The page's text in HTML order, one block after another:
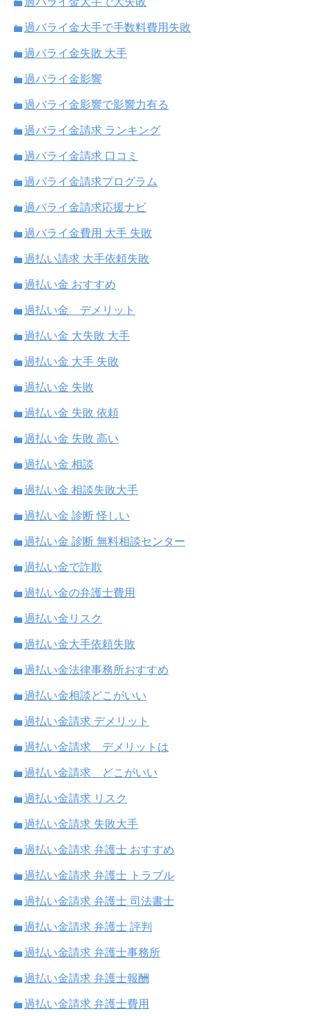
過バライ金大手で手数料費用失敗
過バライ金失敗 大手
過バライ金影響
過バライ金影響で影響力有る
過バライ金請求 ランキング
過バライ金請求 口コミ
過バライ金請求プログラム
過バライ金請求応援ナビ
過バライ金費用 大手 失敗
過払い請求 大手依頼失敗
過払い金 おすすめ
過払い金 デメリット
過払い金 大失敗 大手
過払い金 大手 失敗
過払い金 失敗
過払い金 失敗 依頼
過払い金 失敗 高い
過払い金 相談
過払い金 相談失敗大手
過払い金 診断 怪しい
過払い金 診断 無料相談センター
過払い金で詐欺
過払い金の弁護士費用
過払い金リスク
過払い金大手依頼失敗
過払い金法律事務所おすすめ
過払い金相談どこがいい
過払い金請求 デメリット
過払い金請求 デメリットは
過払い金請求 どこがいい
過払い金請求 リスク
過払い金請求 失敗大手
過払い金請求 弁護士 おすすめ
過払い金請求 弁護士 トラブル
過払い金請求 弁護士 司法書士
過払い金請求 弁護士 評判
過払い金請求 弁護士事務所
過払い金請求 弁護士報酬
過払い金請求 弁護士費用